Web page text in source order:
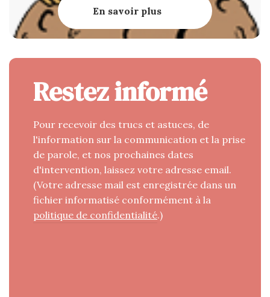
En savoir plus
Restez informé
Pour recevoir des trucs et astuces, de
l'information sur la communication et la prise
de parole, et nos prochaines dates
d'intervention, laissez votre adresse email.
(Votre adresse mail est enregistrée dans un
fichier informatisé conformément à la
politique de confidentialité.)